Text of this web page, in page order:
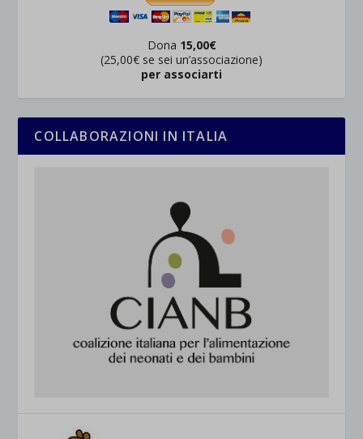
Dona 15,00€
(25,00€ se sei un’associazione)
per associarti
COLLABORAZIONI IN ITALIA